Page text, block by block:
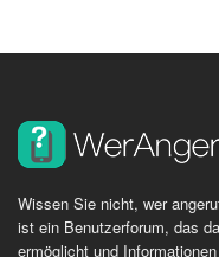
Wissen Sie nicht, wer
ist ein Benutzerforum, das
ermöglicht und